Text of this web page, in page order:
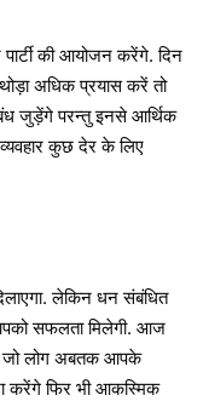
की आयोजन करेंगे. दिन
अधिक प्रयास करें तो
जुड़ेंगे परन्तु इनसे आर्थिक
कुछ देर के लिए
लेकिन धन संबंधित
सफलता मिलेगी. आज
जो लोग अबतक आपके
करेंगे फिर भी आकस्मिक